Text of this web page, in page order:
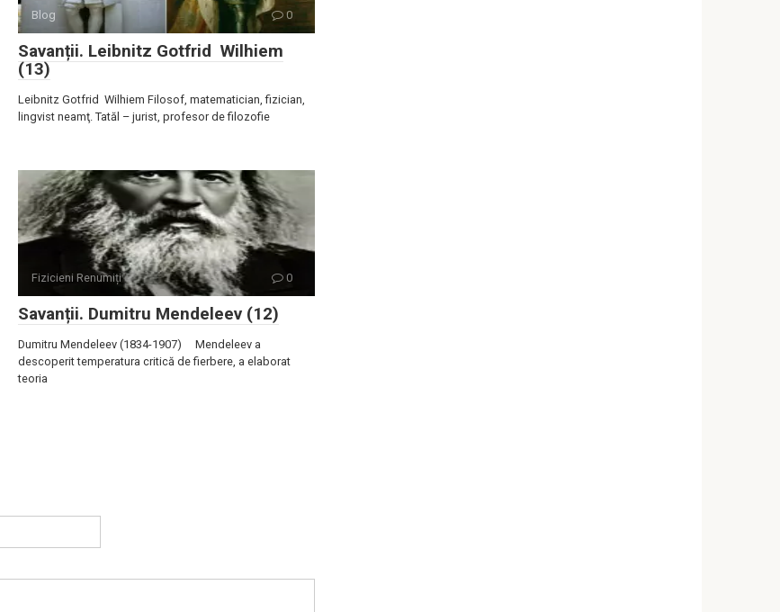
Blog 0
Savanții. Leibnitz Gotfrid Wilhiem
(13)
Leibnitz Gotfrid Wilhiem Filosof, matematician, fizician,
lingvist neamţ. Tatăl – jurist, profesor de filozofie
Fizicieni Renumiți 0
Savanții. Dumitru Mendeleev (12)
Dumitru Mendeleev (1834-1907) Mendeleev a
descoperit temperatura critică de fierbere, a elaborat
teoria